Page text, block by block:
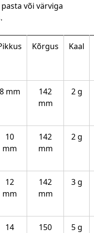
või värviga
Kõrgus Kaal
8 mm
142
mm
2 g
10
mm
142
mm
2 g
12
mm
142
mm
3 g
14
150
5 g